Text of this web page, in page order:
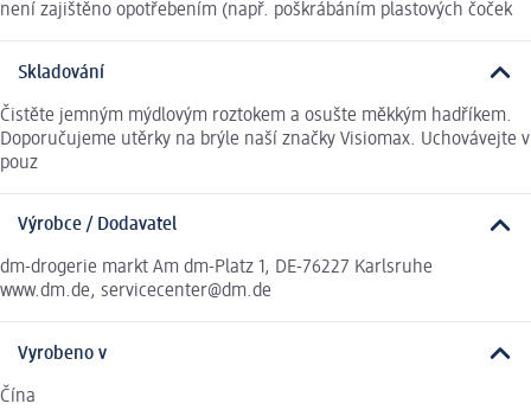
není zajištěno opotřebením (např. poškrábáním plastových čoček
Skladování
Čistěte jemným mýdlovým roztokem a osušte měkkým hadříkem.
Doporučujeme utěrky na brýle naší značky Visiomax. Uchovávejte v
pouz
Výrobce / Dodavatel
dm-drogerie markt Am dm-Platz 1, DE-76227 Karlsruhe
www.dm.de, servicecenter@dm.de
Vyrobeno v
Čína